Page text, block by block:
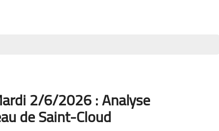
2/6/2026 : Analyse
de Saint-Cloud